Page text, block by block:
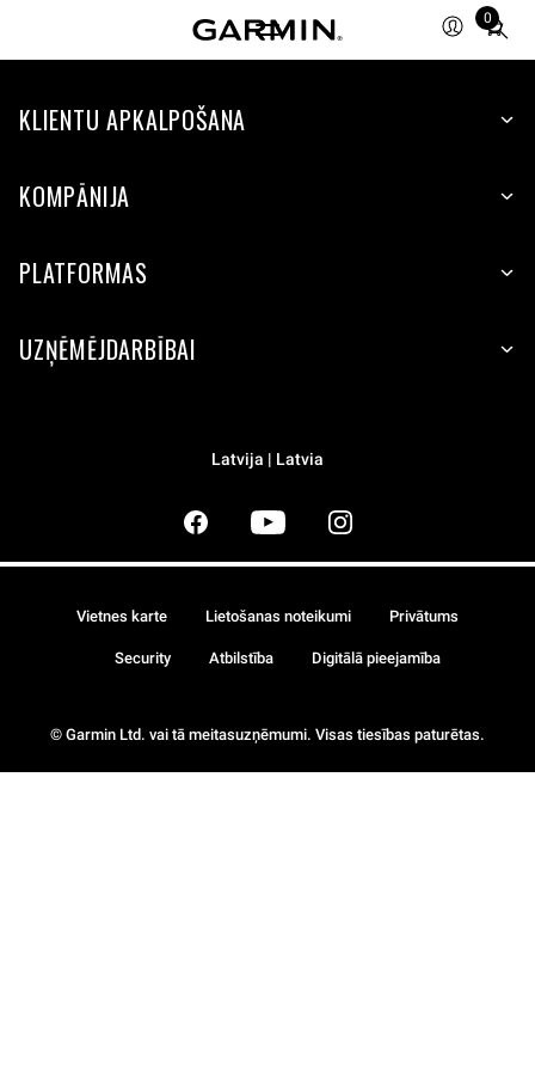
0
Total
items
cart:
KLIENTU APKALPOŠANA
KOMPĀNIJA
PLATFORMAS
UZŅĒMĒJDARBĪBAI
Latvija | Latvia
© Garmin Ltd. vai tā meitasuzņēmumi. Visas tiesības paturētas.
Vietnes karte Lietošanas noteikumi Privātums
Security Atbilstība Digitālā pieejamība